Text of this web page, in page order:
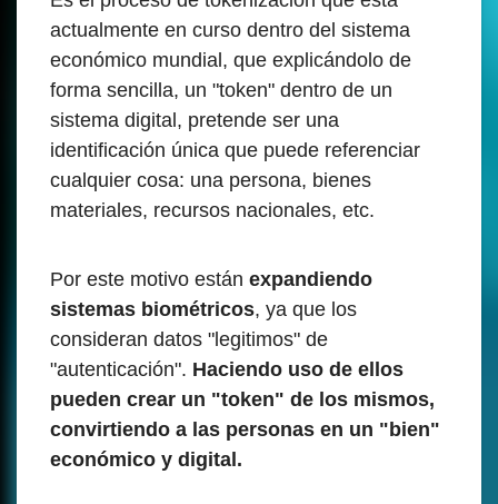
actualmente en curso dentro del sistema
económico mundial, que explicándolo de
forma sencilla, un "token" dentro de un
sistema digital, pretende ser una
identificación única que puede referenciar
cualquier cosa: una persona, bienes
materiales, recursos nacionales, etc.
Por este motivo están expandiendo
sistemas biométricos, ya que los
consideran datos "legitimos" de
"autenticación". Haciendo uso de ellos
pueden crear un "token" de los mismos,
convirtiendo a las personas en un "bien"
económico y digital.